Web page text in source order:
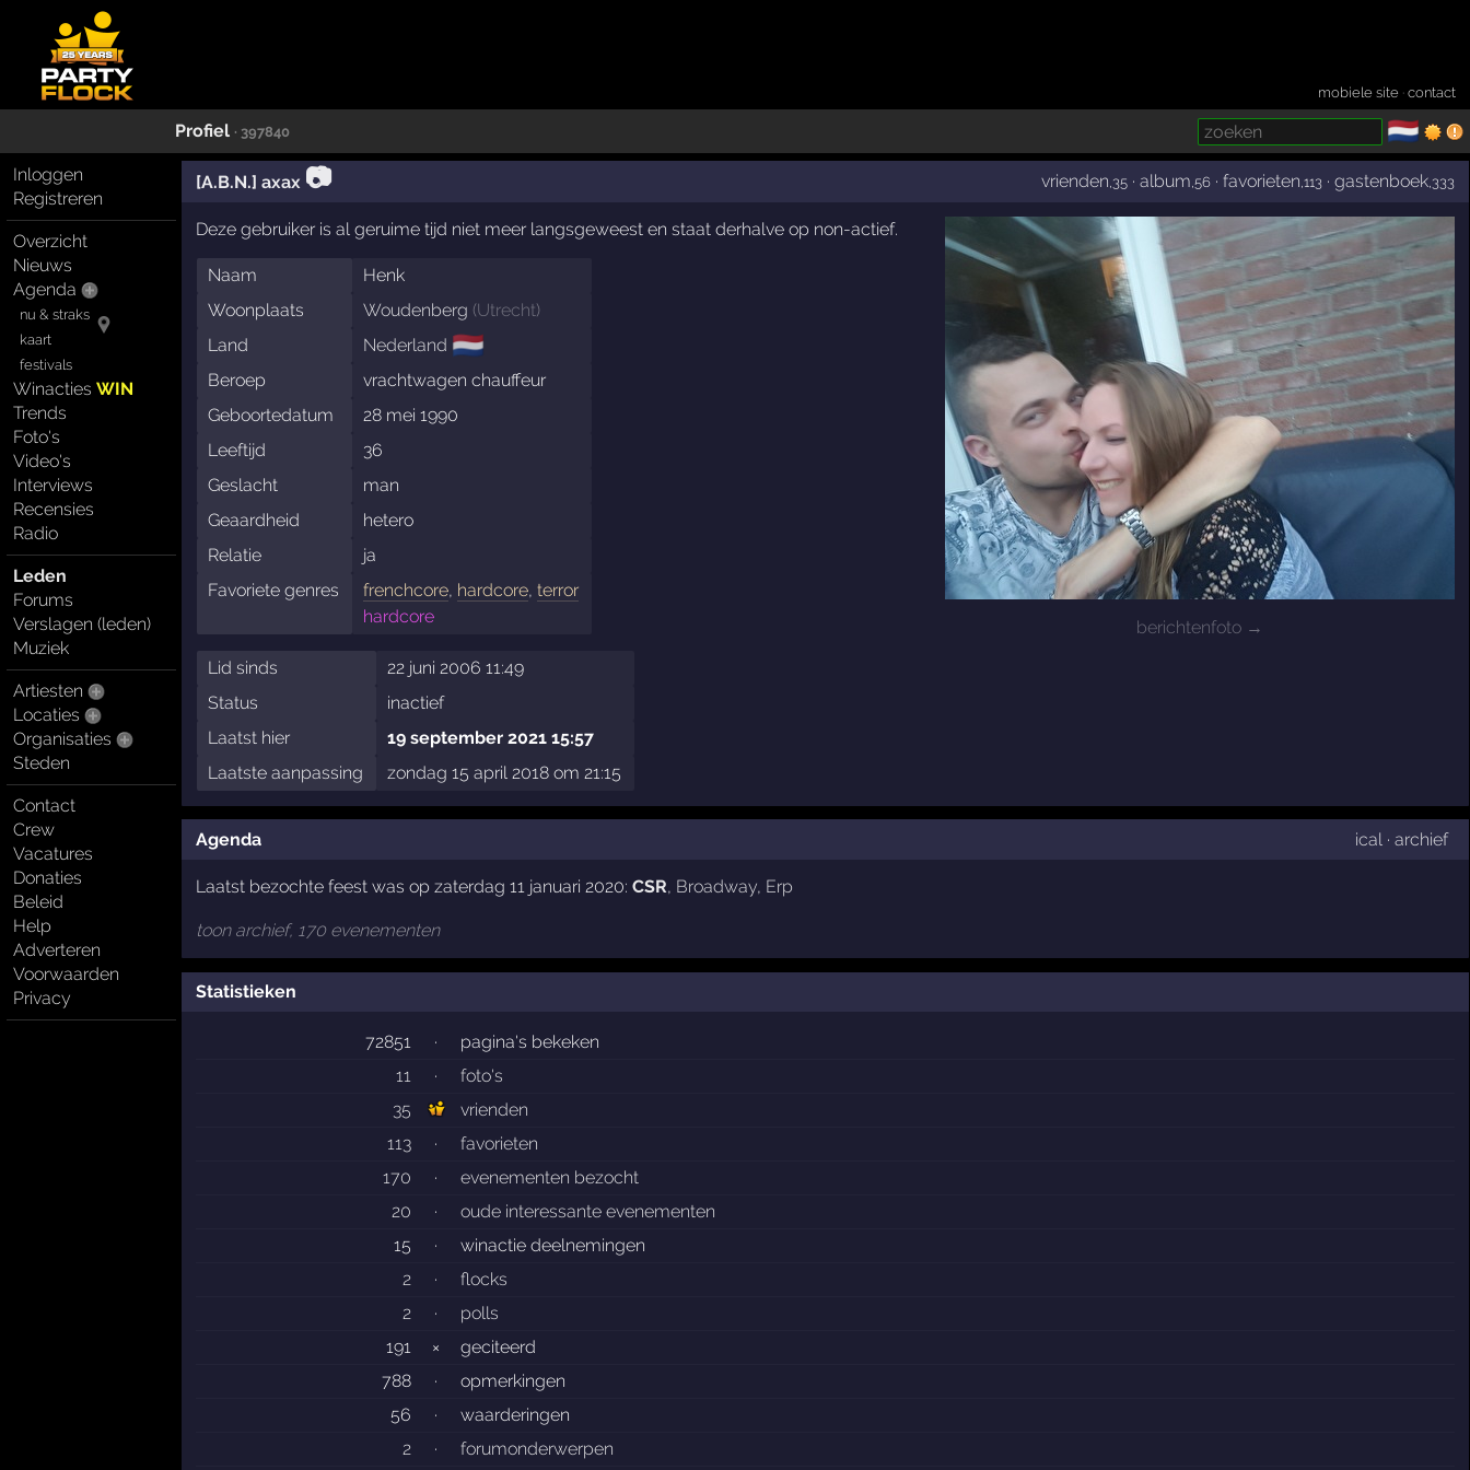
mobiele site ·contact
Profiel · 397840 🇳🇱
Inloggen
Registreren
Overzicht
Nieuws
Agenda
nu & straks
kaart
festivals
WinactiesWIN
Trends
Foto's
Video's
Interviews
Recensies
Radio
Leden
Forums
Verslagen (leden)
Muziek
Artiesten
Locaties
Organisaties
Steden
Contact
Crew
Vacatures
Donaties
Beleid
Help
Adverteren
Voorwaarden
Privacy
[A.B.N.] axax 📷 vrienden ,35 ·album ,56 ·favorieten ,113 ·gastenboek ,333
berichtenfoto →
Deze gebruiker is al geruime tijd niet meer langsgeweest en staat derhalve op non-actief.
Naam
Henk
Woonplaats
Woudenberg (Utrecht)
Land
Nederland 🇳🇱
Beroep
vrachtwagen chauffeur
Geboortedatum
28 mei 1990
Leeftijd
36
Geslacht
man
Geaardheid
hetero
Relatie
ja
Favoriete genres
frenchcore, hardcore,terror
hardcore
Lid sinds
22 juni 2006 11:49
Status
inactief
Laatst hier
19 september 2021 15:57
Laatste aanpassing
zondag 15 april 2018 om 21:15
Agenda ical · archief
Laatst bezochte feest was op zaterdag 11 januari 2020: CSR, Broadway, Erp
toon archief, 170 evenementen
Statistieken
72851 ·
pagina's bekeken
11
·
foto's
35
vrienden
113
·
favorieten
170
·
evenementen bezocht
20
·
oude interessante evenementen
15
·
winactie deelnemingen
2
·
flocks
2
·
polls
191
×
geciteerd
788
·
opmerkingen
56
·
waarderingen
2
· forumonderwerpen